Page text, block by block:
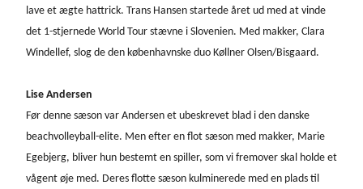
lave et ægte hattrick. Trans Hansen startede året ud med at vinde
det 1-stjernede World Tour stævne i Slovenien. Med makker, Clara
Windellef, slog de den københavnske duo Køllner Olsen/Bisgaard.
Lise Andersen
Før denne sæson var Andersen et ubeskrevet blad i den danske
beachvolleyball-elite. Men efter en flot sæson med makker, Marie
Egebjerg, bliver hun bestemt en spiller, som vi fremover skal holde et
vågent øje med. Deres flotte sæson kulminerede med en plads til